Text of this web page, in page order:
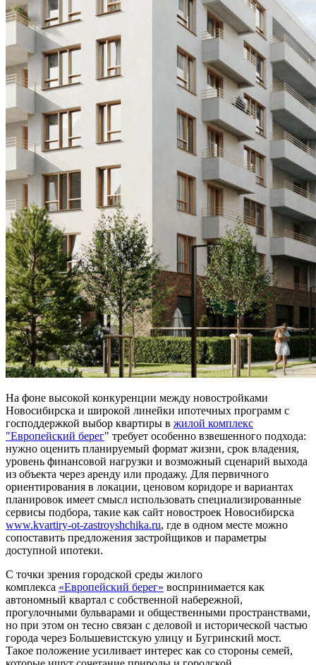
На фоне высокой конкуренции между новостройками
Новосибирска и широкой линейки ипотечных программ с
господдержкой выбор квартиры в жилой комплекс
"Европейский берег" требует особенно взвешенного подхода:
нужно оценить планируемый формат жизни, срок владения,
уровень финансовой нагрузки и возможный сценарий выхода
из объекта через аренду или продажу. Для первичного
ориентирования в локации, ценовом коридоре и вариантах
планировок имеет смысл использовать специализированные
сервисы подбора, такие как сайт новостроек Новосибирска
www.kvartiry-ot-zastroyshchika.ru, где в одном месте можно
сопоставить предложения застройщиков и параметры
доступной ипотеки.
С точки зрения городской среды жилого
комплекса «Европейский берег» воспринимается как
автономный квартал с собственной набережной,
прогулочными бульварами и общественными пространствами,
но при этом он тесно связан с деловой и исторической частью
города через Большевистскую улицу и Бугринский мост.
Такое положение усиливает интерес как со стороны семей,